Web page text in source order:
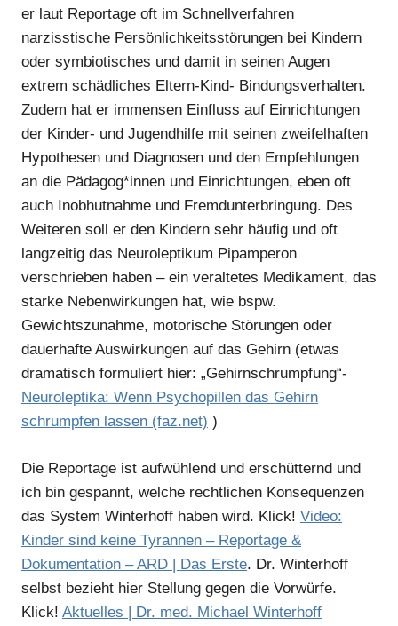
er laut Reportage oft im Schnellverfahren
narzisstische Persönlichkeitsstörungen bei Kindern
oder symbiotisches und damit in seinen Augen
extrem schädliches Eltern-Kind- Bindungsverhalten.
Zudem hat er immensen Einfluss auf Einrichtungen
der Kinder- und Jugendhilfe mit seinen zweifelhaften
Hypothesen und Diagnosen und den Empfehlungen
an die Pädagog*innen und Einrichtungen, eben oft
auch Inobhutnahme und Fremdunterbringung. Des
Weiteren soll er den Kindern sehr häufig und oft
langzeitig das Neuroleptikum Pipamperon
verschrieben haben – ein veraltetes Medikament, das
starke Nebenwirkungen hat, wie bspw.
Gewichtszunahme, motorische Störungen oder
dauerhafte Auswirkungen auf das Gehirn (etwas
dramatisch formuliert hier: „Gehirnschrumpfung“-
Neuroleptika: Wenn Psychopillen das Gehirn
schrumpfen lassen (faz.net) )
Die Reportage ist aufwühlend und erschütternd und
ich bin gespannt, welche rechtlichen Konsequenzen
das System Winterhoff haben wird. Klick! Video:
Kinder sind keine Tyrannen – Reportage &
Dokumentation – ARD | Das Erste. Dr. Winterhoff
selbst bezieht hier Stellung gegen die Vorwürfe.
Klick! Aktuelles | Dr. med. Michael Winterhoff